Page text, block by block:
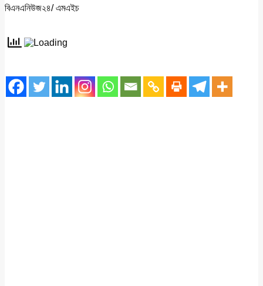
বিএনএনিউজ২৪/ এমএইচ